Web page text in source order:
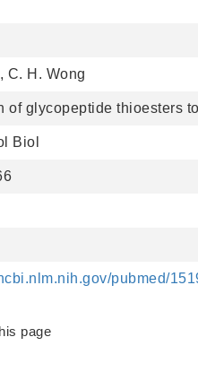
C. H. Wong
of glycopeptide thioesters
Biol
pubmed/
page